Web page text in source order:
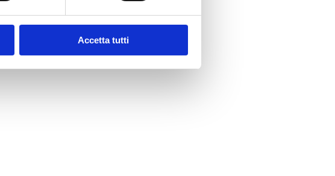
Accetta tutti
da pulire.